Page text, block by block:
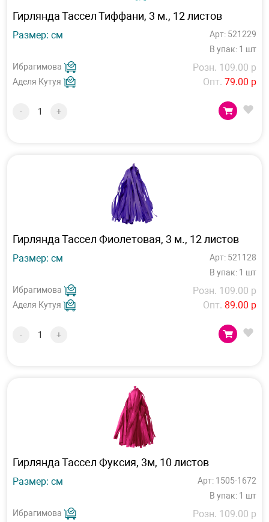
Гирлянда Тассел Тиффани, 3 м., 12 листов
Размер: см
Арт: 521229
В упак: 1 шт
Ибрагимова
Аделя Кутуя
Розн. 109.00 р
Опт. 79.00 р
- +
Гирлянда Тассел Фиолетовая, 3 м., 12 листов
Размер: см
Арт: 521128
В упак: 1 шт
Ибрагимова
Аделя Кутуя
Розн. 109.00 р
Опт. 89.00 р
- +
Гирлянда Тассел Фуксия, 3м, 10 листов
Размер: см
Арт: 1505-1672
В упак: 1 шт
Ибрагимова
Розн. 109.00 р